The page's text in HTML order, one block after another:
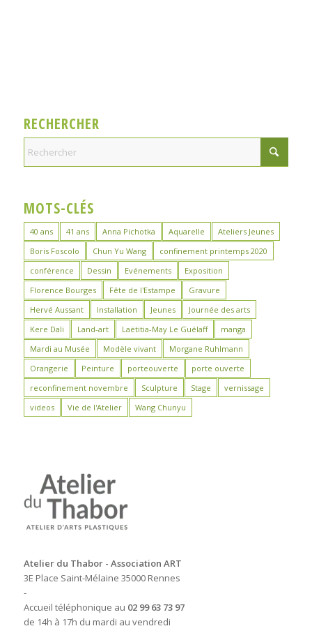
RECHERCHER
MOTS-CLÉS
40 ans 41 ans Anna Pichotka Aquarelle
Ateliers Jeunes
Boris Foscolo
Chun Yu Wang
confinement printemps 2020
conférence
Dessin Evénements
Exposition
Florence Bourges
Fête de l'Estampe
Gravure
Hervé Aussant
Installation Jeunes
Journée des arts
Kere Dali
Land-art Laëtitia-May Le Guélaff
manga
Mardi au Musée
Modèle vivant
Morgane Ruhlmann
Orangerie
Peinture porteouverte
porte ouverte
reconfinement novembre
Sculpture Stage
vernissage
videos
Vie de l'Atelier Wang Chunyu
Atelier du Thabor - Association ART
3E Place Saint-Mélaine 35000 Rennes
-
Accueil téléphonique au 02 99 63 73 97
de 14h à 17h du mardi au vendredi